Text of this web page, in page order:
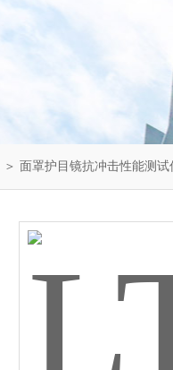
＞ 面罩护目镜抗冲击性能测试